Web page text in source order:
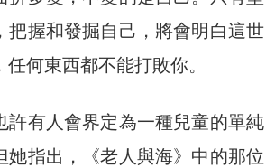
把握和發掘自己，將會明白這世
何東西都不能打敗你。
許有人會界定為一種兒童的單純
她指出，《老人與海》中的那位